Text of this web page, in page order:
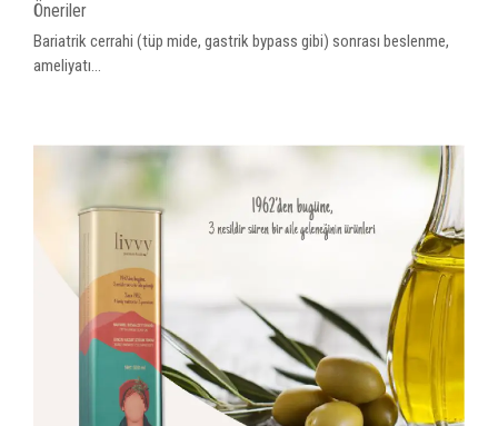
Öneriler
Bariatrik cerrahi (tüp mide, gastrik bypass gibi) sonrası beslenme,
ameliyatı...